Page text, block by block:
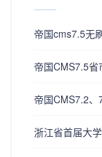
帝国cms7.5无
帝国CMS7.5
帝国CMS7.2
浙江省首届大